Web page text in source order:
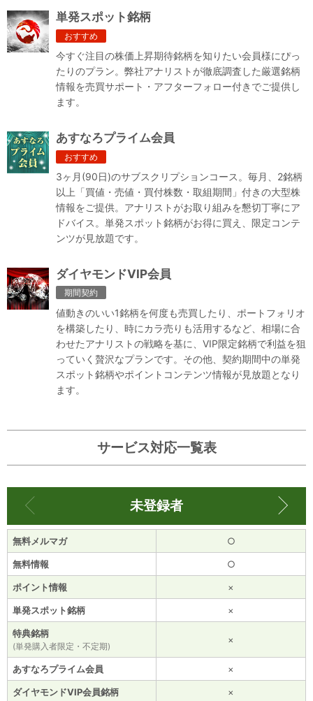
単発スポット銘柄
おすすめ
今すぐ注目の株価上昇期待銘柄を知りたい会員様にぴっ
たりのプラン。弊社アナリストが徹底調査した厳選銘柄
情報を売買サポート・アフターフォロー付きでご提供し
ます。
あすなろプライム会員
おすすめ
3ヶ月(90日)のサブスクリプションコース。毎月、2銘柄
以上「買値・売値・買付株数・取組期間」付きの大型株
情報をご提供。アナリストがお取り組みを懇切丁寧にア
ドバイス。単発スポット銘柄がお得に買え、限定コンテ
ンツが見放題です。
ダイヤモンドVIP会員
期間契約
値動きのいい1銘柄を何度も売買したり、ポートフォリオ
を構築したり、時にカラ売りも活用するなど、相場に合
わせたアナリストの戦略を基に、VIP限定銘柄で利益を狙
っていく贅沢なプランです。その他、契約期間中の単発
スポット銘柄やポイントコンテンツ情報が見放題となり
ます。
サービス対応一覧表
未登録者
無料メルマガ ○
無料情報 ○
ポイント情報 ×
単発スポット銘柄 ×
特典銘柄
(単発購入者限定・不定期)
×
あすなろプライム会員 ×
ダイヤモンドVIP会員銘柄 ×